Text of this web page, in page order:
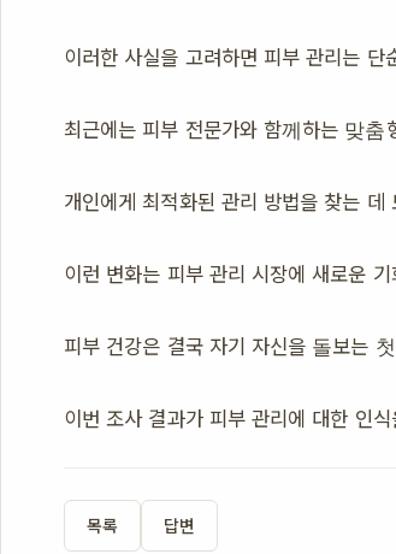
이러한 사실을 고려하면 피부 관리는
최근에는 피부 전문가와 함께하는 맞
개인에게 최적화된 관리 방법을 찾는 데
이런 변화는 피부 관리 시장에 새로운
피부 건강은 결국 자기 자신을 돌보는
이번 조사 결과가 피부 관리에 대한 인
목록 답변